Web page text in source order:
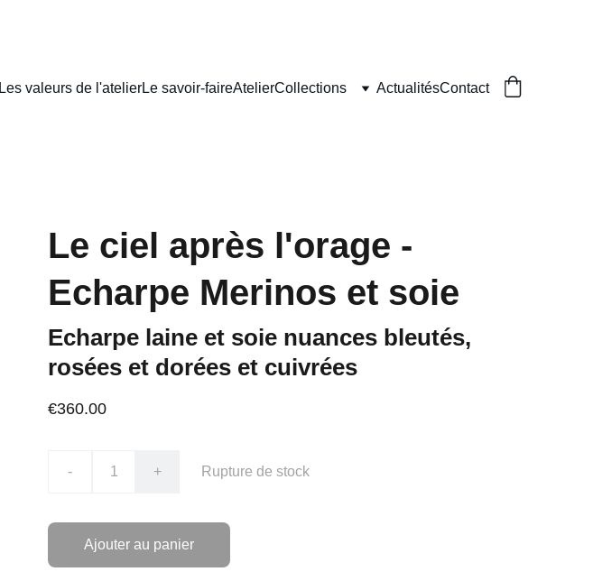
Les valeurs de l'atelierLe savoir-faireAtelierCollections ActualitésContact
Le ciel après l'orage -
Echarpe Merinos et soie
Echarpe laine et soie nuances bleutés,
rosées et dorées et cuivrées
€360.00
- + Rupture de stock
Ajouter au panier